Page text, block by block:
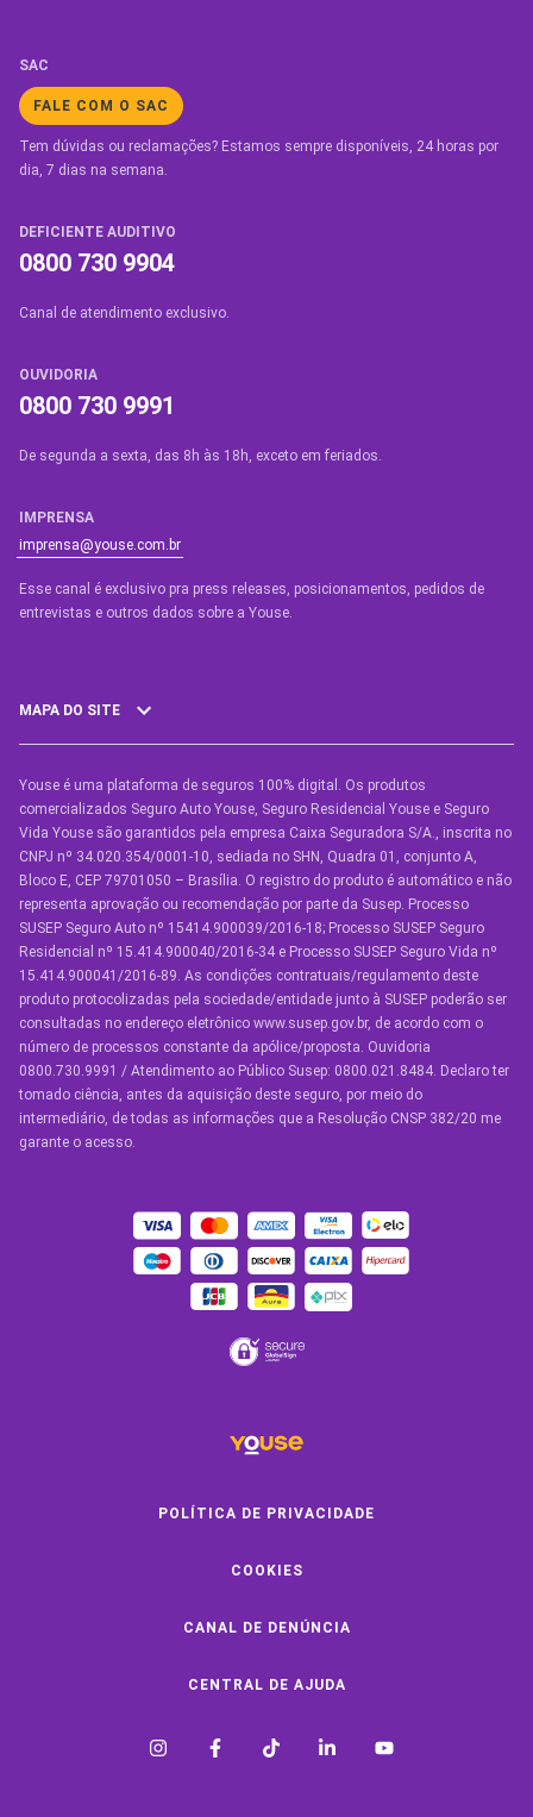
SAC
FALE COM O SAC
Tem dúvidas ou reclamações? Estamos sempre disponíveis, 24 horas por
dia, 7 dias na semana.
DEFICIENTE AUDITIVO
0800 730 9904
Canal de atendimento exclusivo.
OUVIDORIA
0800 730 9991
De segunda a sexta, das 8h às 18h, exceto em feriados.
IMPRENSA
imprensa@youse.com.br
Esse canal é exclusivo pra press releases, posicionamentos, pedidos de
entrevistas e outros dados sobre a Youse.​
MAPA DO SITE
SEGUROS
Seguro Auto
Seguro Auto para Terceiros
Seguro por Marcas de Carro
Seguro Residencial
Seguro de Vida
Manual de Assistências
Condições Gerais
OUTROS SERVIÇOS
Youse é uma plataforma de seguros 100% digital. Os produtos
comercializados Seguro Auto Youse, Seguro Residencial Youse e Seguro
Vida Youse são garantidos pela empresa Caixa Seguradora S/A., inscrita no
CNPJ nº 34.020.354/0001-10, sediada no SHN, Quadra 01, conjunto A,
Bloco E, CEP 79701050 – Brasília. O registro do produto é automático e não
representa aprovação ou recomendação por parte da Susep. Processo
SUSEP Seguro Auto nº 15414.900039/2016-18; Processo SUSEP Seguro
Residencial nº 15.414.900040/2016-34 e Processo SUSEP Seguro Vida nº
15.414.900041/2016-89. As condições contratuais/regulamento deste
produto protocolizadas pela sociedade/entidade junto à SUSEP poderão ser
consultadas no endereço eletrônico www.susep.gov.br, de acordo com o
número de processos constante da apólice/proposta. Ouvidoria
0800.730.9991 / Atendimento ao Público Susep: 0800.021.8484. Declaro ter
tomado ciência, antes da aquisição deste seguro, por meio do
intermediário, de todas as informações que a Resolução CNSP 382/20 me
garante o acesso.
POLÍTICA DE PRIVACIDADE
COOKIES
CANAL DE DENÚNCIA
CENTRAL DE AJUDA